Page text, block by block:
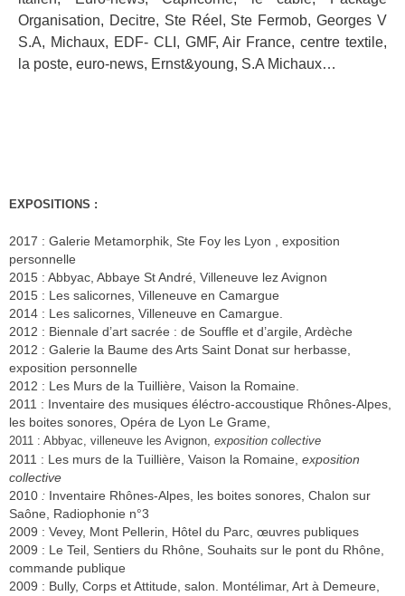
Organisation, Decitre, Ste Réel, Ste Fermob, Georges V
S.A, Michaux, EDF- CLI, GMF, Air France, centre textile,
la poste, euro-news, Ernst&young, S.A Michaux…
EXPOSITIONS :
2017 : Galerie Metamorphik, Ste Foy les Lyon , exposition
personnelle
2015 : Abbyac, Abbaye St André, Villeneuve lez Avignon
2015 : Les salicornes, Villeneuve en Camargue
2014 : Les salicornes, Villeneuve en Camargue.
2012 : Biennale d’art sacrée : de Souffle et d’argile, Ardèche
2012 : Galerie la Baume des Arts Saint Donat sur herbasse,
exposition personnelle
2012 : Les Murs de la Tuillière, Vaison la Romaine.
2011 : Inventaire des musiques éléctro-accoustique Rhônes-Alpes,
les boites sonores, Opéra de Lyon Le Grame,
2011 : Abbyac, villeneuve les Avignon, exposition collective
2011 : Les murs de la Tuillière, Vaison la Romaine, exposition
collective
2010 : Inventaire Rhônes-Alpes, les boites sonores, Chalon sur
Saône, Radiophonie n°3
2009 : Vevey, Mont Pellerin, Hôtel du Parc, œuvres publiques
2009 : Le Teil, Sentiers du Rhône, Souhaits sur le pont du Rhône,
commande publique
2009 : Bully, Corps et Attitude, salon. Montélimar, Art à Demeure,